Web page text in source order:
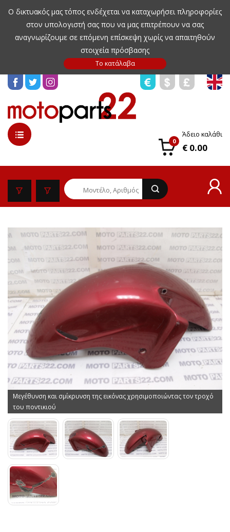
Ο δικτυακός μας τόπος ενδέχεται να καταχωρήσει πληροφορίες
στον υπολογιστή σας που να μας επιτρέπουν να σας
αναγνωρίζουμε σε επόμενη επίσκεψη χωρίς να απαιτηθούν
στοιχεία πρόσβασης
0
Άδειο καλάθι
€ 0.00
Μεγέθυνση και σμίκρυνση της εικόνας χρησιμοποιώντας τον τροχό
του ποντικιού